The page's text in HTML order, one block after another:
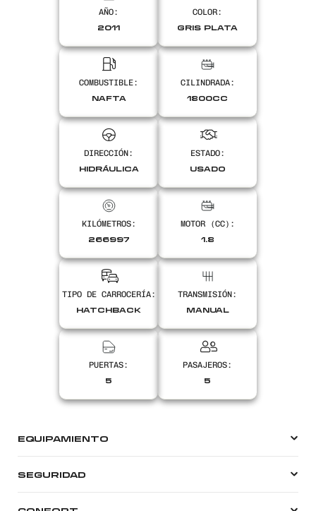
Encontranos en
AÑO:
2011
COLOR:
GRIS PLATA
COMBUSTIBLE:
NAFTA
CILINDRADA:
1800CC
DIRECCIÓN:
HIDRÁULICA
ESTADO:
USADO
KILÓMETROS:
266997
MOTOR (CC):
1.8
TIPO DE CARROCERÍA:
HATCHBACK
TRANSMISIÓN:
MANUAL
PUERTAS:
5
PASAJEROS:
5
EQUIPAMIENTO
SEGURIDAD